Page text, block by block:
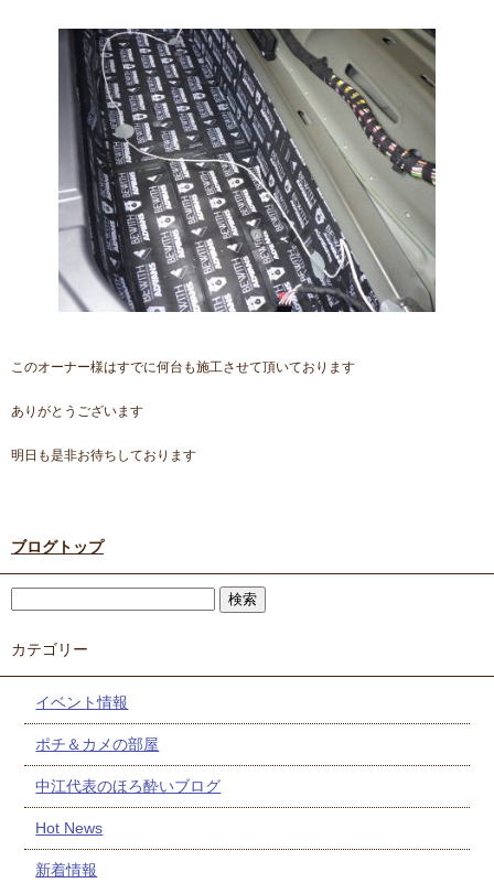
このオーナー様はすでに何台も施工させて頂いております
ありがとうございます
明日も是非お待ちしております
ブログトップ
カテゴリー
イベント情報
ポチ＆カメの部屋
中江代表のほろ酔いブログ
Hot News
新着情報